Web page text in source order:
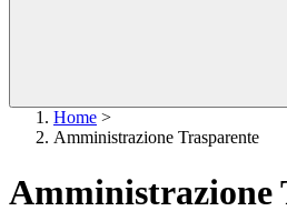
Home >
Amministrazione Trasparente
Amministrazione